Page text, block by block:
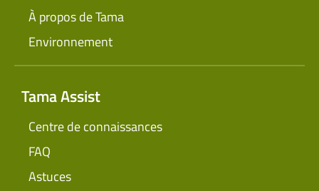
À propos de Tama
Environnement
Tama Assist
Centre de connaissances
FAQ
Astuces